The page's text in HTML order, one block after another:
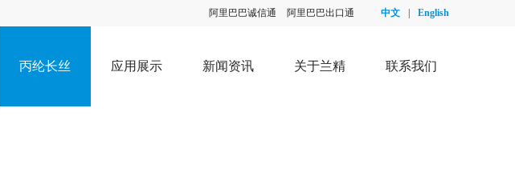
阿里巴巴诚信通 阿里巴巴出口通 中文 English
丙纶长丝 应用展示 新闻资讯 关于兰精 联系我们